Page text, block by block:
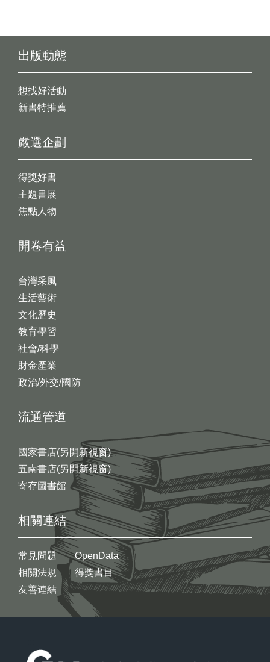
出版動態
想找好活動
新書特推薦
開卷有益
台灣采風
生活藝術
文化歷史
教育學習
社會/科學
財金產業
政治/外交/國防
嚴選企劃
得獎好書
主題書展
焦點人物
流通管道
國家書店(另開新視窗)
五南書店(另開新視窗)
寄存圖書館
相關連結
常見問題
相關法規
友善連結
OpenData
得獎書目